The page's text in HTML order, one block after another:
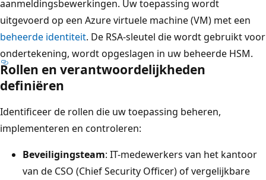
aanmeldingsbewerkingen. Uw toepassing wordt
uitgevoerd op een Azure virtuele machine (VM) met een
beheerde identiteit. De RSA-sleutel die wordt gebruikt voor
ondertekening, wordt opgeslagen in uw beheerde HSM.
Rollen en verantwoordelijkheden
definiëren
Identificeer de rollen die uw toepassing beheren,
implementeren en controleren:
Beveiligingsteam: IT-medewerkers van het kantoor
van de CSO (Chief Security Officer) of vergelijkbare